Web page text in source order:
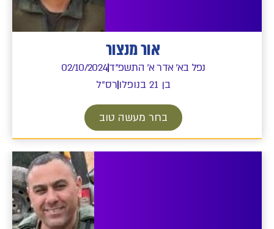
אור מנצור
נפל בא' אדר א' התשפ"ד02/10/2024
בן 21 בנופלו
רס"ל
בחר מעשה טוב